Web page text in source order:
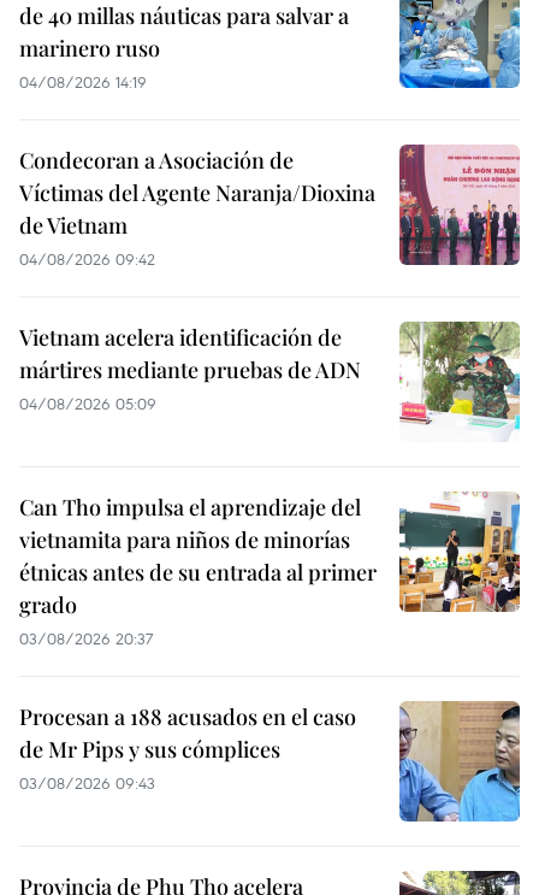
de 40 millas náuticas para salvar a
marinero ruso
04/08/2026 14:19
Condecoran a Asociación de
Víctimas del Agente Naranja/Dioxina
de Vietnam
04/08/2026 09:42
Vietnam acelera identificación de
mártires mediante pruebas de ADN
04/08/2026 05:09
Can Tho impulsa el aprendizaje del
vietnamita para niños de minorías
étnicas antes de su entrada al primer
grado
03/08/2026 20:37
Procesan a 188 acusados en el caso
de Mr Pips y sus cómplices
03/08/2026 09:43
Provincia de Phu Tho acelera